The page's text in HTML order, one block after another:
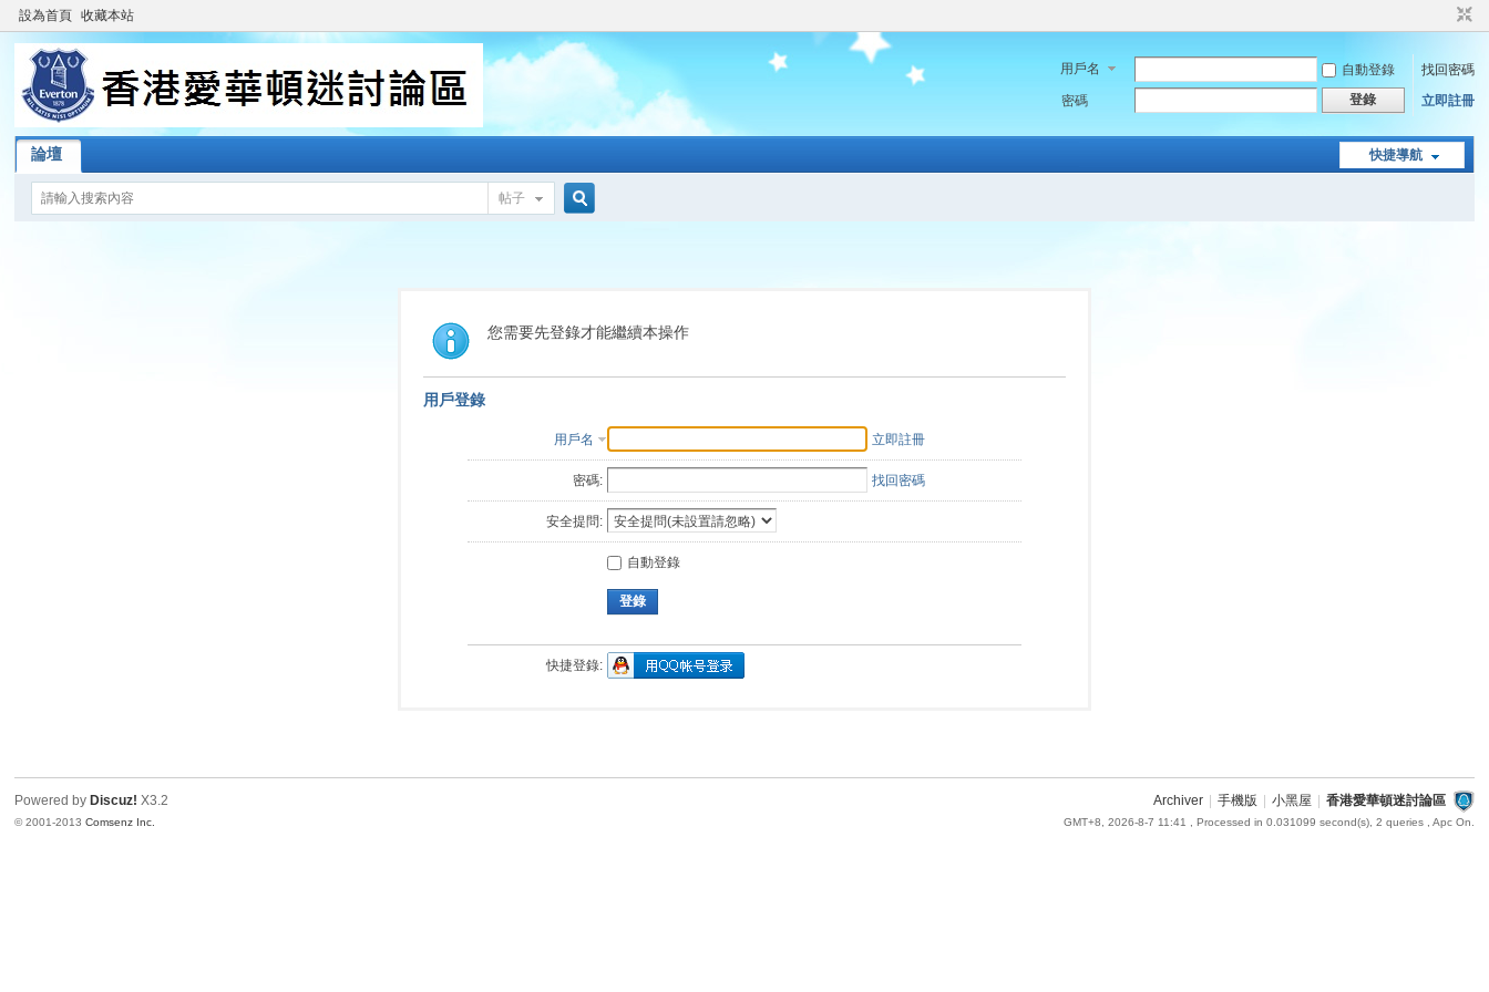
設為首頁 收藏本站
用戶名 自動登錄
找回密碼
密碼
登錄 立即註冊
快捷導航
論壇
帖子
索
您需要先登錄才能繼續本操作
用戶登錄
用戶名 立即註冊
密碼: 找回密碼
安全提問:
自動登錄
登錄
快捷登錄:
Archiver 手機版 小黑屋 香港愛華頓迷討論區
GMT+8, 2026-8-7 11:41 , Processed in 0.031099 second(s), 2 queries , Apc On.
Powered by Discuz! X3.2
© 2001-2013Comsenz Inc.